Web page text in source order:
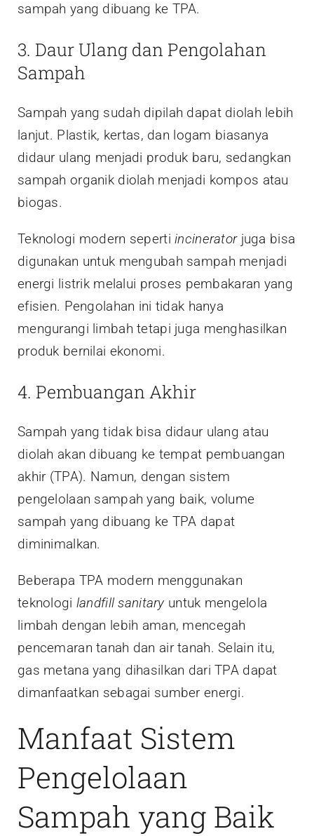
sampah yang dibuang ke TPA.
3. Daur Ulang dan Pengolahan
Sampah
Sampah yang sudah dipilah dapat diolah lebih
lanjut. Plastik, kertas, dan logam biasanya
didaur ulang menjadi produk baru, sedangkan
sampah organik diolah menjadi kompos atau
biogas.
Teknologi modern sepertiincineratorjuga bisa
digunakan untuk mengubah sampah menjadi
energi listrik melalui proses pembakaran yang
efisien. Pengolahan ini tidak hanya
mengurangi limbah tetapi juga menghasilkan
produk bernilai ekonomi.
4. Pembuangan Akhir
Sampah yang tidak bisa didaur ulang atau
diolah akan dibuang ke tempat pembuangan
akhir (TPA). Namun, dengan sistem
pengelolaan sampah yang baik, volume
sampah yang dibuang ke TPA dapat
diminimalkan.
Beberapa TPA modern menggunakan
teknologi landfill sanitary untuk mengelola
limbah dengan lebih aman, mencegah
pencemaran tanah dan air tanah. Selain itu,
gas metana yang dihasilkan dari TPA dapat
dimanfaatkan sebagai sumber energi.
Manfaat Sistem
Pengelolaan
Sampah yang Baik